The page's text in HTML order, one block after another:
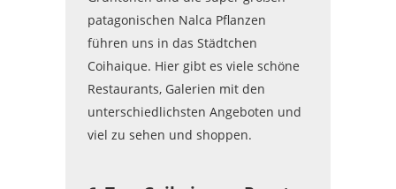
patagonischen Nalca Pflanzen
führen uns in das Städtchen
Coihaique. Hier gibt es viele schöne
Restaurants, Galerien mit den
unterschiedlichsten Angeboten und
viel zu sehen und shoppen.